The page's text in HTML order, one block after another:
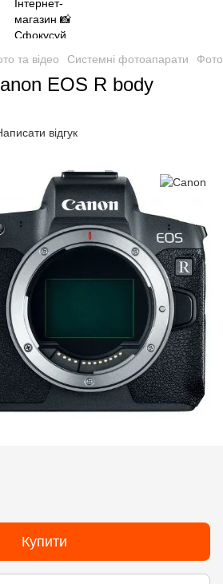
та відео Системні фотоапарати
EOS R body
відгук
Купити